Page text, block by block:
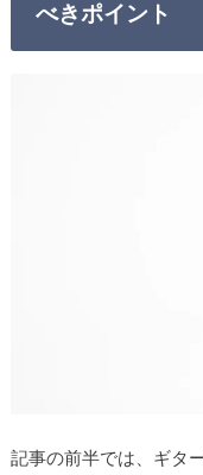
べきポイント
記事の前半では、ギタ